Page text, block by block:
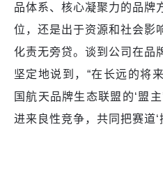
品体系、核心凝聚力的品牌
位，还是出于资源和社会影
化责无旁贷。谈到公司在品
坚定地说到，“在长远的将
国航天品牌生态联盟的‘盟
进来良性竞争，共同把赛道‘